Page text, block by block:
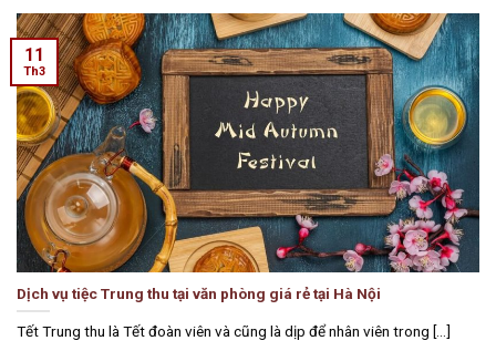
Dịch vụ tiệc Trung thu tại văn phòng giá rẻ tại Hà Nội
Tết Trung thu là Tết đoàn viên và cũng là dịp để nhân viên trong [...]
11
Th3